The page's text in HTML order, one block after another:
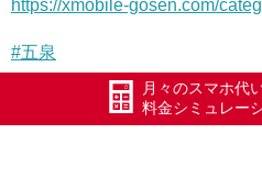
https://xmobile-gosen.com/
#五泉
#エックスモバイル月々のスマホ代
料金シミュレー